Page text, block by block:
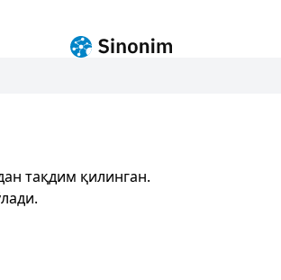
тақдим қилинган.